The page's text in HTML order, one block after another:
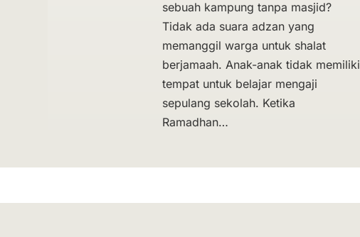
sebuah kampung tanpa masjid?
Tidak ada suara adzan yang
memanggil warga untuk shalat
berjamaah. Anak-anak tidak memiliki
tempat untuk belajar mengaji
sepulang sekolah. Ketika
Ramadhan…